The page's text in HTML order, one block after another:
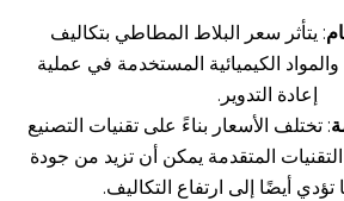
: يتأثر سعر البلاط المطاطي بتكاليف
الكيميائية المستخدمة في عملية
إعادة التدوير.
: تختلف الأسعار بناءً على تقنيات التصنيع
المتقدمة يمكن أن تزيد من جودة
تؤدي أيضًا إلى ارتفاع التكاليف.